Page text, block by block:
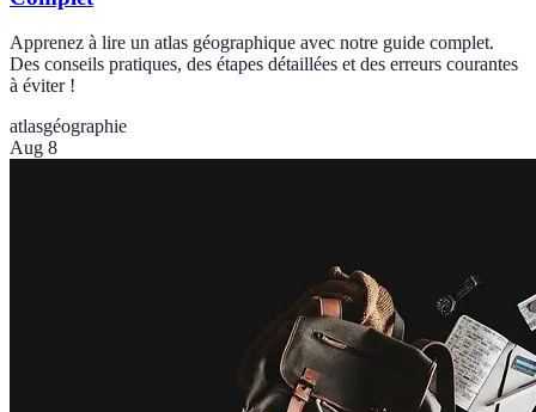
Apprenez à lire un atlas géographique avec notre guide complet.
Des conseils pratiques, des étapes détaillées et des erreurs courantes
à éviter !
atlasgéographie
Aug 8